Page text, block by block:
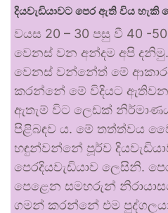
දියවැඩියාවට පෙර ඇති විය හැකි
වයස 20 – 30 පසු වී 40 -
වෙනස් වන අන්දම අපි
වෙනස් වන්නේත් මේ
කරන්නේ මේ විදියට
ඇතැම් විට ලෙඩක්
පිළිබඳව ය. මේ තත්ත්වය
හඳුන්වන්නේ පූර්ව
පෙරදියවැඩියාව ලෙසිනි.
පෙළෙන සමහරුන්
ගමන් කරන්නේ එම